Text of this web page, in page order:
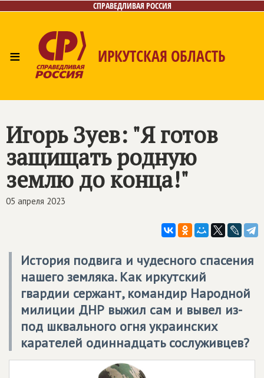
СПРАВЕДЛИВАЯ РОССИЯ
≡ ИРКУТСКАЯ ОБЛАСТЬ
Интернет-приёмная
Игорь Зуев: "Я готов
защищать родную
землю до конца!"
05 апреля 2023
История подвига и чудесного спасения
нашего земляка. Как иркутский
гвардии сержант, командир Народной
милиции ДНР выжил сам и вывел из-
под шквального огня украинских
карателей одиннадцать сослуживцев?